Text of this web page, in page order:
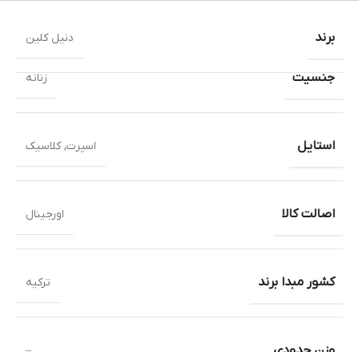
جنسیت زنانه
استایل اسپرت,کلاسیک
اصالت کالا اورجینال
کشور مبدا برند ترکیه
برند دنیل کلین